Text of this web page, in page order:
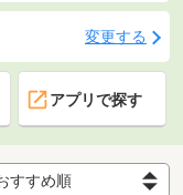
変更する
アプリで探す